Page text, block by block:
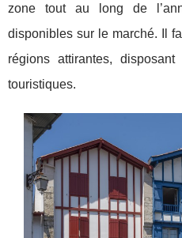
zone tout au long de
disponibles sur le marché. Il
régions attirantes,
touristiques.